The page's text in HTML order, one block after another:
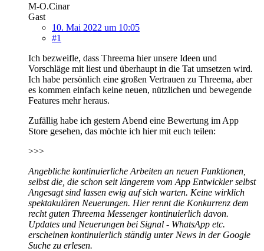
M-O.Cinar
Gast
10. Mai 2022 um 10:05
#1
Ich bezweifle, dass Threema hier unsere Ideen und
Vorschläge mit liest und überhaupt in die Tat umsetzen wird.
Ich habe persönlich eine großen Vertrauen zu Threema, aber
es kommen einfach keine neuen, nützlichen und bewegende
Features mehr heraus.
Zufällig habe ich gestern Abend eine Bewertung im App
Store gesehen, das möchte ich hier mit euch teilen:
>>>
Angebliche kontinuierliche Arbeiten an neuen Funktionen,
selbst die, die schon seit längerem vom App Entwickler selbst
Angesagt sind lassen ewig auf sich warten. Keine wirklich
spektakulären Neuerungen. Hier rennt die Konkurrenz dem
recht guten Threema Messenger kontinuierlich davon.
Updates und Neuerungen bei Signal - WhatsApp etc.
erscheinen kontinuierlich ständig unter News in der Google
Suche zu erlesen.